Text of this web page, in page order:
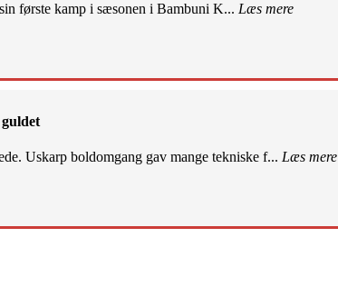
første kamp i sæsonen i Bambuni K... Læs mere
Uskarp boldomgang gav mange tekniske f... Læs mere